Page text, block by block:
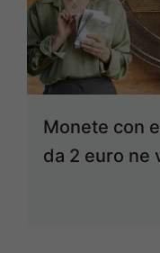
Monete con
da 2 euro ne